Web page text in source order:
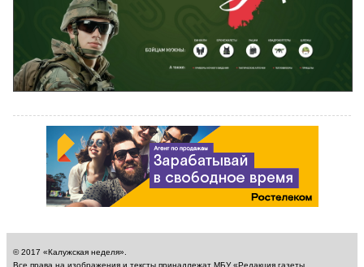
© 2017 «Калужская неделя».
Все права на изображения и тексты принадлежат МБУ «Редакция газеты